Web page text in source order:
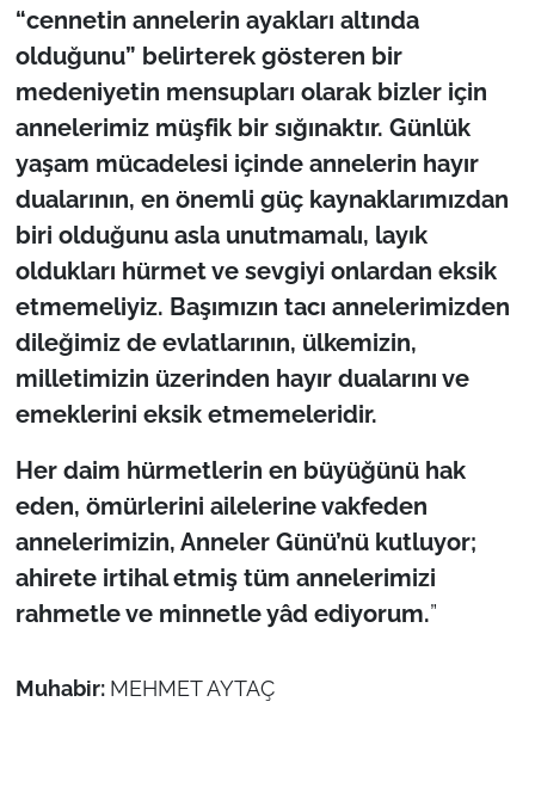
“cennetin annelerin ayakları altında
olduğunu” belirterek gösteren bir
medeniyetin mensupları olarak bizler için
annelerimiz müşfik bir sığınaktır. Günlük
yaşam mücadelesi içinde annelerin hayır
dualarının, en önemli güç kaynaklarımızdan
biri olduğunu asla unutmamalı, layık
oldukları hürmet ve sevgiyi onlardan eksik
etmemeliyiz. Başımızın tacı annelerimizden
dileğimiz de evlatlarının, ülkemizin,
milletimizin üzerinden hayır dualarını ve
emeklerini eksik etmemeleridir.
Her daim hürmetlerin en büyüğünü hak
eden, ömürlerini ailelerine vakfeden
annelerimizin, Anneler Günü’nü kutluyor;
ahirete irtihal etmiş tüm annelerimizi
rahmetle ve minnetle yâd ediyorum.”
Muhabir: MEHMET AYTAÇ
Politika
Flaş Haber
Magazin
İş Dünyası
Bilim Teknoloji
English News
Finans
Genel-A